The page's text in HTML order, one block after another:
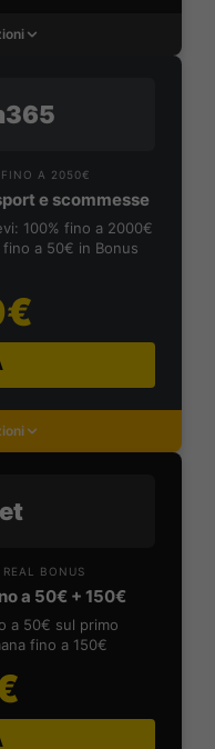
A 2050€
e scommesse
100% fino a 2000€
fino a 50€ in Bonus
BONUS
a 50€ + 150€
a 50€ sul primo
fino a 150€